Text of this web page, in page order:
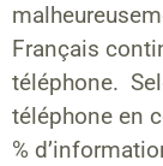
Français
téléphone.
téléphone en
%